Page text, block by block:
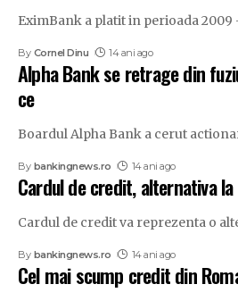
EximBank a platit in perioada 2009
By Cornel Dinu 14 ani ago
Alpha Bank se retrage din
ce
Boardul Alpha Bank a cerut
By bankingnews.ro 14 ani ago
Cardul de credit, alternativa
Cardul de credit va reprezenta o
By bankingnews.ro 14 ani ago
Cel mai scump credit din